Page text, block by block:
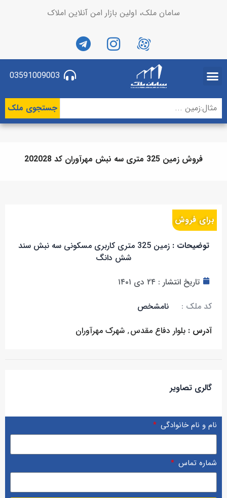
سامان ملک، اولین بازار امن آنلاین املاک
03591009003
جستجوی ملک
فروش زمین 325 متری سه نبش مهرآوران کد 202028
برای فروش
توضیحات :
زمین 325 متری کاربری مسکونی سه نبش سند
شش دانگ
تاریخ انتشار : ۲۴ دی ۱۴۰۱
کد ملک :
نامشخص
آدرس : بلوار دفاع مقدس, شهرک مهرآوران
گالری تصاویر
نام و نام خانوادگی
شماره تماس